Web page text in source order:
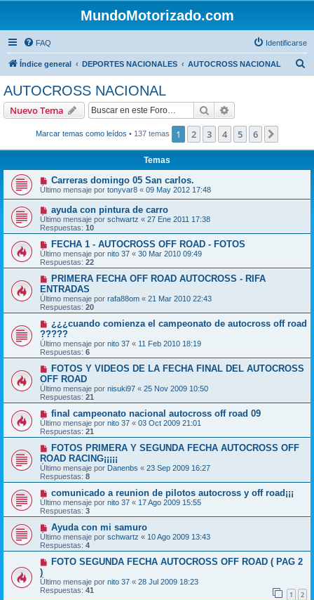
MundoMotorizado.com
FAQ Identificarse
Índice general DEPORTES NACIONALES AUTOCROSS NACIONAL
AUTOCROSS NACIONAL
Nuevo Tema Buscar
Marcar temas como leídos • 137 temas 1 2 3 4 5 6
Temas
Carreras domingo 05 San carlos.
Último mensaje por tonyvar8 « 09 May 2012 17:48
ayuda con pintura de carro
Último mensaje por schwartz « 27 Ene 2011 17:38
Respuestas: 10
FECHA 1 - AUTOCROSS OFF ROAD - FOTOS
Último mensaje por nito 37 « 30 Mar 2010 09:49
Respuestas: 22
PRIMERA FECHA OFF ROAD AUTOCROSS - RIFA
ENTRADAS
Último mensaje por rafa88om « 21 Mar 2010 22:43
Respuestas: 20
¿¿¿cuando comienza el campeonato de autocross off road
?????
Último mensaje por nito 37 « 11 Feb 2010 18:19
Respuestas: 6
FOTOS Y VIDEOS DE LA FECHA FINAL DEL AUTOCROSS
OFF ROAD
Último mensaje por nisuki97 « 25 Nov 2009 10:50
Respuestas: 21
final campeonato nacional autocross off road 09
Último mensaje por nito 37 « 03 Oct 2009 21:01
Respuestas: 21
FOTOS PRIMERA Y SEGUNDA FECHA AUTOCROSS OFF
ROAD RACING¡¡¡¡¡
Último mensaje por Danenbs « 23 Sep 2009 16:27
Respuestas: 8
comunicado a reunion de pilotos autocross y off road¡¡¡
Último mensaje por nito 37 « 17 Ago 2009 15:55
Respuestas: 3
Ayuda con mi samuro
Último mensaje por schwartz « 10 Ago 2009 13:43
Respuestas: 4
FOTO SEGUNDA FECHA AUTOCROSS OFF ROAD ( PAG 2
)
Último mensaje por nito 37 « 28 Jul 2009 18:23
Respuestas: 41 1 2